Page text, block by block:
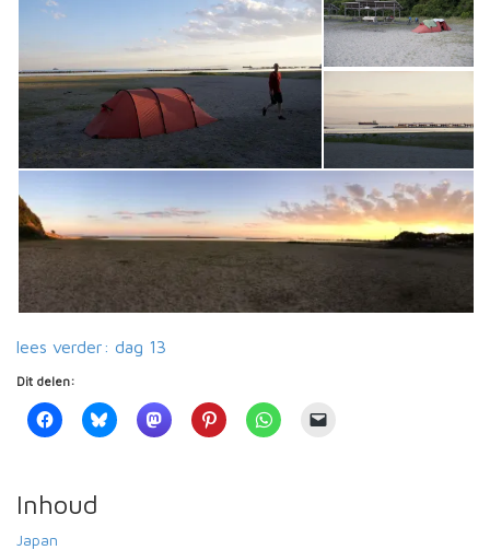
lees verder: dag 13
Dit delen:
Inhoud
Japan